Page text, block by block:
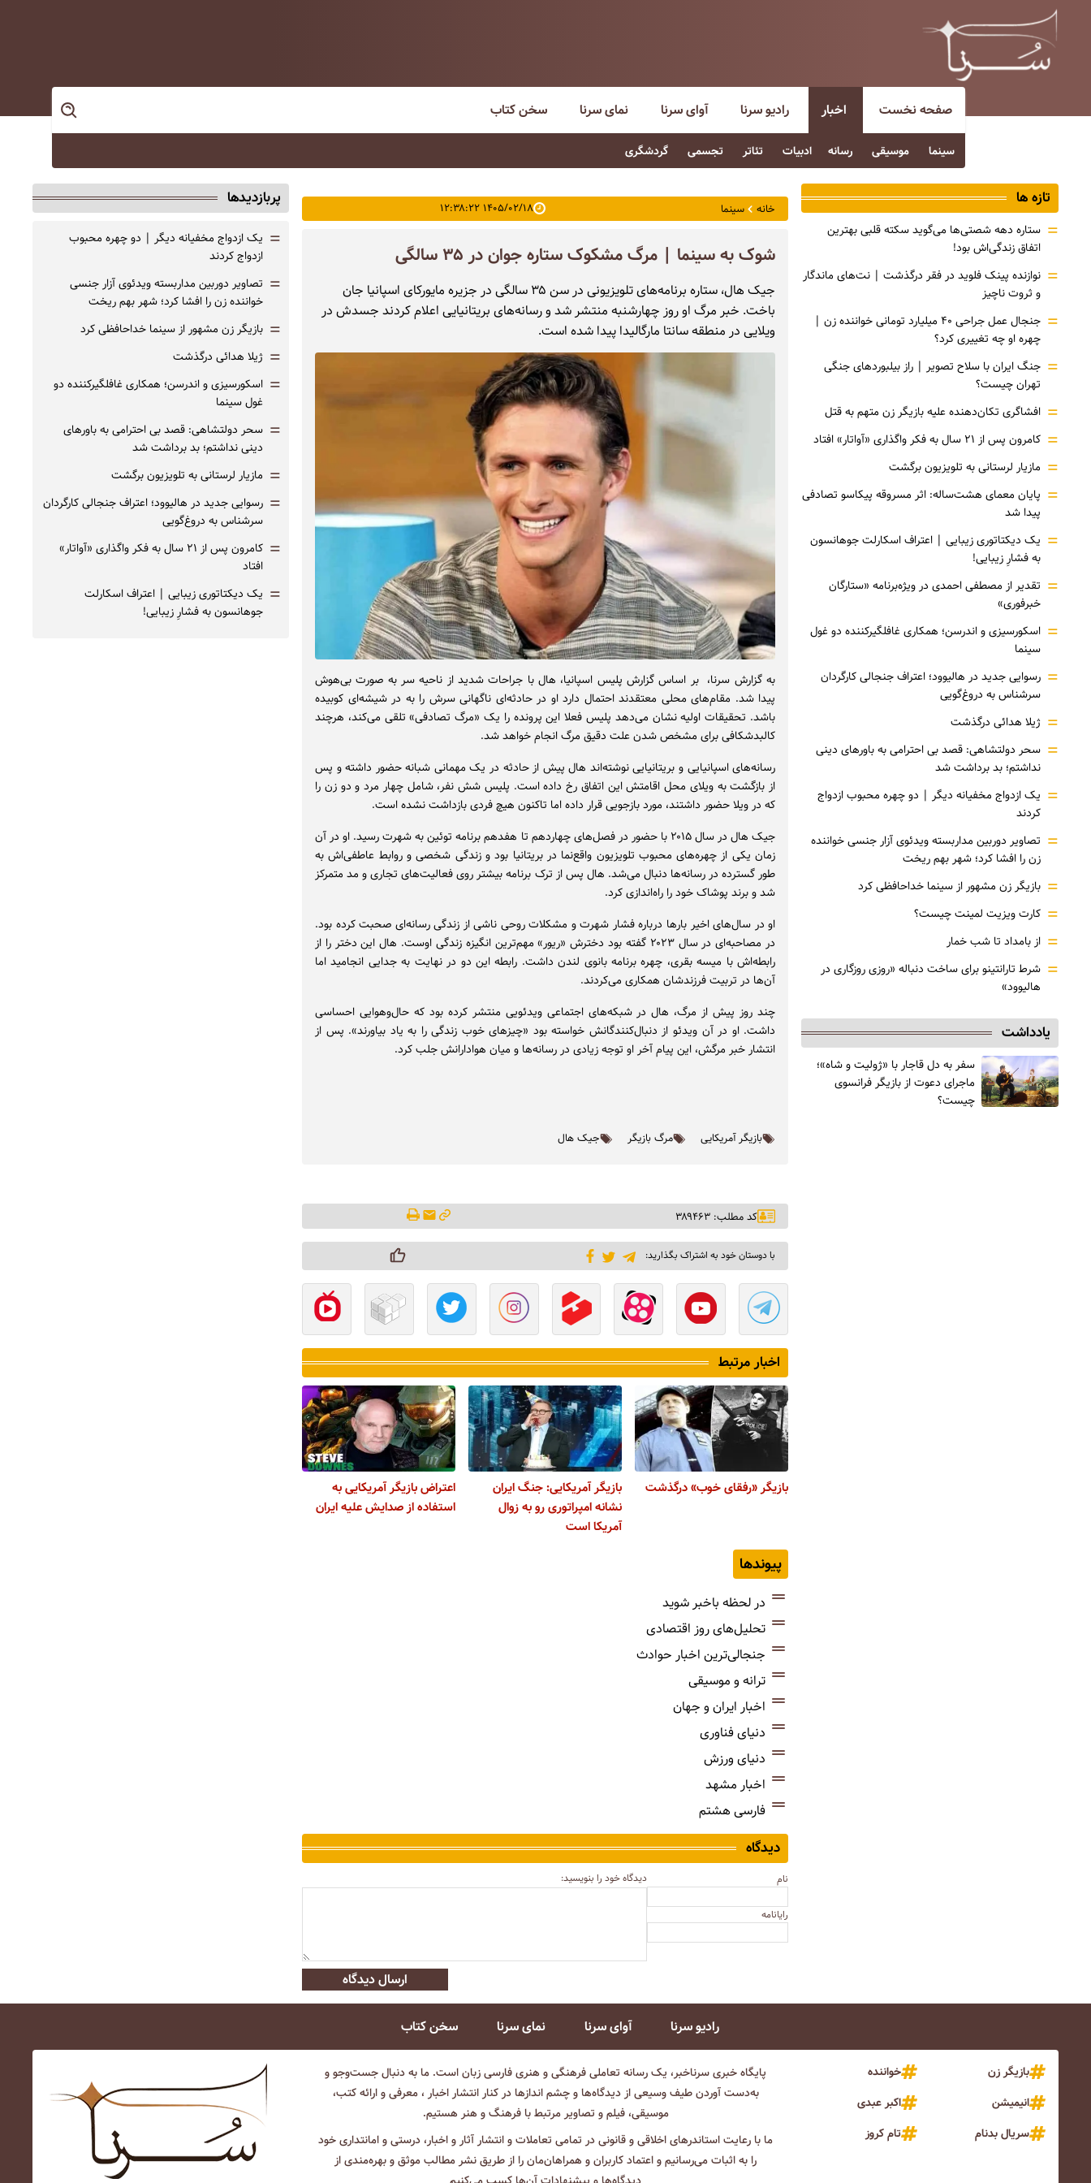
صفحه نخست اخبار
سینما موسیقی رسانه ادبیات تئاتر تجسمی گردشگری
رادیو سرنا آوای سرنا نمای سرنا سخن کتاب
خانه سینما ۱۴۰۵/۰۲/۱۸ ۱۲:۳۸:۲۲
شوک به سینما | مرگ مشکوک ستاره جوان در ۳۵ سالگی
جیک هال، ستاره برنامه‌های تلویزیونی در سن ۳۵ سالگی در جزیره مایورکای اسپانیا جان
باخت. خبر مرگ او روز چهارشنبه منتشر شد و رسانه‌های بریتانیایی اعلام کردند جسدش در
ویلایی در منطقه سانتا مارگالیدا پیدا شده است.
به گزارش سرنا، بر اساس گزارش پلیس اسپانیا، هال با جراحات شدید از ناحیه سر به صورت بی‌هوش
پیدا شد. مقام‌های محلی معتقدند احتمال دارد او در حادثه‌ای ناگهانی سرش را به در شیشه‌ای کوبیده
باشد. تحقیقات اولیه نشان می‌دهد پلیس فعلا این پرونده را یک «مرگ تصادفی» تلقی می‌کند، هرچند
کالبدشکافی برای مشخص شدن علت دقیق مرگ انجام خواهد شد.
رسانه‌های اسپانیایی و بریتانیایی نوشته‌اند هال پیش از حادثه در یک مهمانی شبانه حضور داشته و پس
از بازگشت به ویلای محل اقامتش این اتفاق رخ داده است. پلیس شش نفر، شامل چهار مرد و دو زن را
که در ویلا حضور داشتند، مورد بازجویی قرار داده اما تاکنون هیچ فردی بازداشت نشده است.
جیک هال در سال ۲۰۱۵ با حضور در فصل‌های چهاردهم تا هفدهم برنامه توئین به شهرت رسید. او در آن
زمان یکی از چهره‌های محبوب تلویزیون واقع‌نما در بریتانیا بود و زندگی شخصی و روابط عاطفی‌اش به
طور گسترده در رسانه‌ها دنبال می‌شد. هال پس از ترک برنامه بیشتر روی فعالیت‌های تجاری و مد متمرکز
شد و برند پوشاک خود را راه‌اندازی کرد.
او در سال‌های اخیر بارها درباره فشار شهرت و مشکلات روحی ناشی از زندگی رسانه‌ای صحبت کرده بود.
در مصاحبه‌ای در سال ۲۰۲۳ گفته بود دخترش «ریور» مهم‌ترین انگیزه زندگی اوست. هال این دختر را از
رابطه‌اش با میسه بقری، چهره برنامه بانوی لندن داشت. رابطه این دو در نهایت به جدایی انجامید اما
آن‌ها در تربیت فرزندشان همکاری می‌کردند.
چند روز پیش از مرگ، هال در شبکه‌های اجتماعی ویدئویی منتشر کرده بود که حال‌وهوایی احساسی
داشت. او در آن ویدئو از دنبال‌کنندگانش خواسته بود «چیزهای خوب زندگی را به یاد بیاورند». پس از
انتشار خبر مرگش، این پیام آخر او توجه زیادی در رسانه‌ها و میان هوادارانش جلب کرد.
بازیگر آمریکایی مرگ بازیگر جیک هال
کد مطلب: ۳۸۹۴۶۳
با دوستان خود به اشتراک بگذارید:
اخبار مرتبط
بازیگر «رفقای خوب» درگذشت
بازیگر آمریکایی: جنگ ایران
نشانه امپراتوری رو به زوال
آمریکا است
اعتراض بازیگر آمریکایی به
استفاده از صدایش علیه ایران
پیوندها
در لحظه باخبر شوید
تحلیل‌های روز اقتصادی
جنجالی‌ترین اخبار حوادث
ترانه و موسیقی
اخبار ایران و جهان
دنیای فناوری
دنیای ورزش
اخبار مشهد
فارسی هشتم
دیدگاه
نام
رایانامه
دیدگاه خود را بنویسید:
ارسال دیدگاه
تازه ها
= ستاره دهه شصتی‌ها می‌گوید سکته قلبی بهترین
اتفاق زندگی‌اش بود!
= نوازنده پینک فلوید در فقر درگذشت | نت‌های ماندگار
و ثروت ناچیز
=
جنجال عمل جراحی ۴۰ میلیارد تومانی خواننده زن |
چهره او چه تغییری کرد؟
= جنگ ایران با سلاح تصویر | راز بیلبوردهای جنگی
تهران چیست؟
= افشاگری‌ تکان‌دهنده علیه بازیگر زن متهم به قتل
= کامرون پس از ۲۱ سال به فکر واگذاری «آواتار» افتاد
= مازیار لرستانی به تلویزیون برگشت
= پایان معمای هشت‌ساله: اثر مسروقه پیکاسو تصادفی
پیدا شد
= یک دیکتاتوری زیبایی | اعتراف اسکارلت جوهانسون
به فشارِ زیبایی!
= تقدیر از مصطفی احمدی در ویژه‌برنامه «ستارگان
خبرفوری»
= اسکورسیزی و اندرسن؛ همکاری غافلگیرکننده دو غول
سینما
= رسوایی جدید در هالیوود؛ اعتراف جنجالی کارگردان
سرشناس به دروغ‌گویی
= ژیلا هدائی درگذشت
= سحر دولتشاهی: قصد بی احترامی به باورهای دینی
نداشتم؛ بد برداشت شد
= یک ازدواج مخفیانه دیگر | دو چهره محبوب ازدواج
کردند
= تصاویر دوربین مداربسته ویدئوی آزار جنسی خواننده
زن را افشا کرد؛ شهر بهم ریخت
= بازیگر زن مشهور از سینما خداحافظی کرد
= کارت ویزیت لمینت چیست؟
= از بامداد تا شب خمار
= شرط تارانتینو برای ساخت دنباله «روزی روزگاری در
هالیوود»
یادداشت
سفر به دل قاجار با «ژولیت و شاه»؛
ماجرای دعوت از ‌بازیگر فرانسوی
چیست؟
پربازدیدها
= یک ازدواج مخفیانه دیگر | دو چهره محبوب
ازدواج کردند
= تصاویر دوربین مداربسته ویدئوی آزار جنسی
خواننده زن را افشا کرد؛ شهر بهم ریخت
= بازیگر زن مشهور از سینما خداحافظی کرد
= ژیلا هدائی درگذشت
= اسکورسیزی و اندرسن؛ همکاری غافلگیرکننده دو
غول سینما
= سحر دولتشاهی: قصد بی احترامی به باورهای
دینی نداشتم؛ بد برداشت شد
= مازیار لرستانی به تلویزیون برگشت
= رسوایی جدید در هالیوود؛ اعتراف جنجالی کارگردان
سرشناس به دروغ‌گویی
=
کامرون پس از ۲۱ سال به فکر واگذاری «آواتار»
افتاد
= یک دیکتاتوری زیبایی | اعتراف اسکارلت
جوهانسون به فشارِ زیبایی!
رادیو سرنا آوای سرنا نمای سرنا سخن کتاب
بازیگر زن
خواننده
انیمیشن
اکبر عبدی
سریال بدنام
تام کروز
پایگاه خبری سرناخبر، یک رسانه تعاملی فرهنگی و هنری فارسی زبان است. ما به دنبال جست‌و‌جو و
به‌دست آوردن طیف وسیعی از دیدگاه‌ها و چشم انداز‌ها در کنار انتشار اخبار ، معرفی و ارائه کتب،
موسیقی، فیلم و تصاویر مرتبط با فرهنگ و هنر هستیم.
ما با رعایت استاندرهای اخلاقی و قانونی در تمامی تعاملات و انتشار آثار و اخبار، درستی و امانتداری خود
را به اثبات می‌رسانیم و اعتماد کاربران و همراهان‌مان را از طریق نشر مطالب موثق و بهره‌مندی از